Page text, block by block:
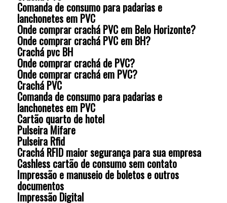
Comanda de consumo para padarias e
lanchonetes em PVC
Onde comprar crachá PVC em Belo Horizonte?
Onde comprar crachá PVC em BH?
Crachá pvc BH
Onde comprar crachá de PVC?
Onde comprar crachá em PVC?
Crachá PVC
Comanda de consumo para padarias e
lanchonetes em PVC
Cartão quarto de hotel
Pulseira Mifare
Pulseira Rfid
Crachá RFID maior segurança para sua empresa
Cashless cartão de consumo sem contato
Impressão e manuseio de boletos e outros
documentos
Impressão Digital